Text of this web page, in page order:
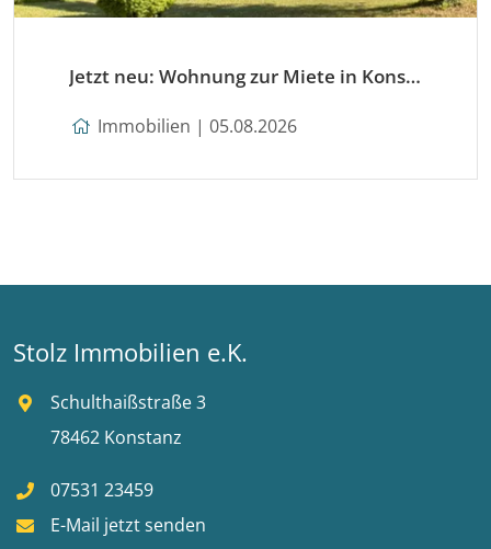
Jetzt neu: Wohnung zur Miete in Konstanz
Immobilien | 05.08.2026
Stolz Immobilien e.K.
Schulthaißstraße 3
78462 Konstanz
07531 23459
E-Mail jetzt senden